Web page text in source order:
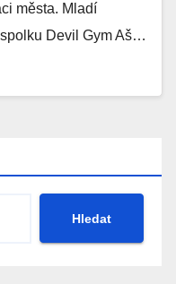
města. Mladí
Devil Gym Aš…
Hledat